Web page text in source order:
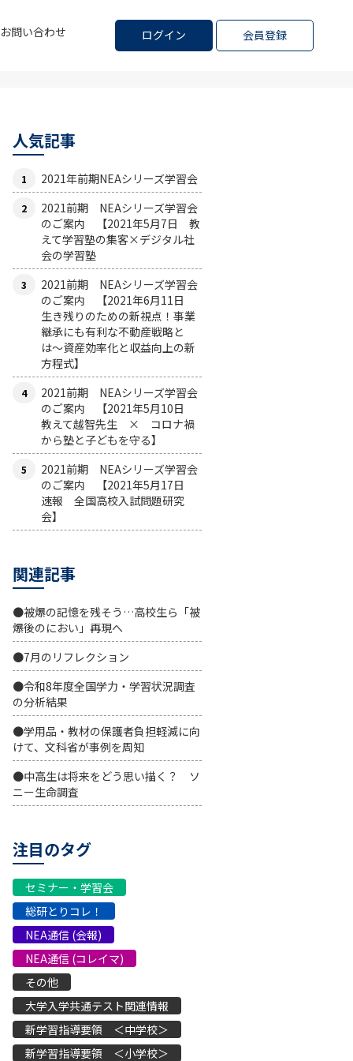
ログイン 会員登録
お問い合わせ
人気記事
2021年前期NEAシリーズ学習会
2021前期 NEAシリーズ学習会
のご案内 【2021年5月7日 教
えて学習塾の集客×デジタル社
会の学習塾
2021前期 NEAシリーズ学習会
のご案内 【2021年6月11日
生き残りのための新視点！事業
継承にも有利な不動産戦略と
は〜資産効率化と収益向上の新
方程式】
2021前期 NEAシリーズ学習会
のご案内 【2021年5月10日
教えて越智先生 × コロナ禍
から塾と子どもを守る】
2021前期 NEAシリーズ学習会
のご案内 【2021年5月17日
速報 全国高校入試問題研究
会】
関連記事
●被爆の記憶を残そう…高校生ら「被
爆後のにおい」再現へ
●7月のリフレクション
●令和8年度全国学力・学習状況調査
の分析結果
●学用品・教材の保護者負担軽減に向
けて、文科省が事例を周知
●中高生は将来をどう思い描く？ ソ
ニー生命調査
注目のタグ
セミナー・学習会
総研とりコレ！
NEA通信 (会報)
NEA通信 (コレイマ)
その他
大学入学共通テスト関連情報
新学習指導要領 ＜中学校＞
新学習指導要領 ＜小学校＞